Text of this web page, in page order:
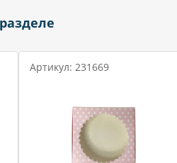
Артикул: 231669